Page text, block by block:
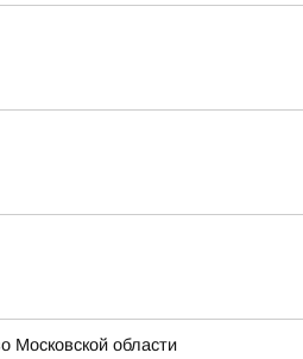
Московской области